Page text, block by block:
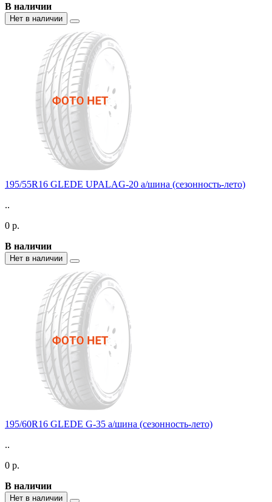
В наличии
Нет в наличии
195/55R16 GLEDE UPALAG-20 а/шина (сезонность-лето)
..
0 р.
В наличии
Нет в наличии
195/60R16 GLEDE G-35 а/шина (сезонность-лето)
..
0 р.
В наличии
Нет в наличии